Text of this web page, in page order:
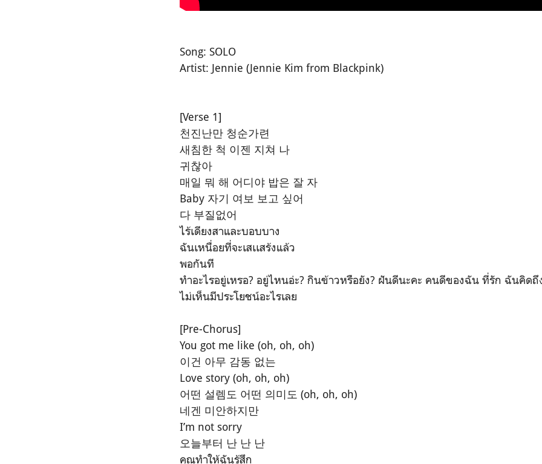
Song: SOLO
Artist: Jennie (Jennie Kim from Blackpink)
[Verse 1]
천진난만 청순가련
새침한 척 이젠 지쳐 나
귀찮아
매일 뭐 해 어디야 밥은 잘 자
Baby 자기 여보 보고 싶어
다 부질없어
ไร้เดียงสาและบอบบาง
ฉันเหนื่อยที่จะเสเเสร้งแล้ว
พอกันที
ทำอะไรอยู่เหรอ? อยู่ไหนอ่ะ? กินข้าวหรือยัง? ฝันดีนะคะ คนดีของฉัน ที่รัก ฉันคิด
ไม่เห็นมีประโยชน์อะไรเลย
[Pre-Chorus]
You got me like (oh, oh, oh)
이건 아무 감동 없는
Love story (oh, oh, oh)
어떤 설렘도 어떤 의미도 (oh, oh, oh)
네겐 미안하지만
I’m not sorry
오늘부터 난 난 난
คุณทำให้ฉันรู้สึก